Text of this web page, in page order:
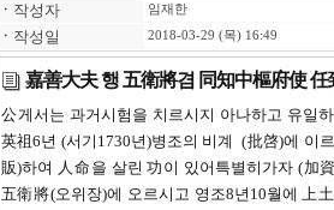
ㆍ 작성자 임재한
ㆍ 작성일 2018-03-29 (목) 16:49
嘉善大夫 행 五衛將겸 同知中樞府使 任
公게서는 과거시험을 치르시지 아나하고 유일
英祖6년 (서기1730년)병조의 비계 (批啓)에 이
販)하여 人命을 살린 功이 있어특별히가자 (加
五衛將(오위장)에 오르시고 영조8년10월에 上